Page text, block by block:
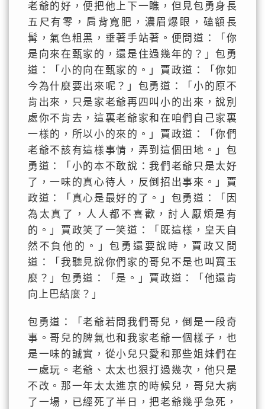
老爺的好，便把他上下一瞧，但見包勇身長
五尺有零，肩背寬肥，濃眉爆眼，磕額長
髯，氣色粗黑，垂著手站著。便問道：「你
是向來在甄家的，還是住過幾年的？」包勇
道：「小的向在甄家的。」賈政道：「你如
今為什麼要出來呢？」包勇道：「小的原不
肯出來，只是家老爺再四叫小的出來，說別
處你不肯去，這裏老爺家和在咱們自己家裏
一樣的，所以小的來的。」賈政道：「你們
老爺不該有這樣事情，弄到這個田地。」包
勇道：「小的本不敢說：我們老爺只是太好
了，一味的真心待人，反倒招出事來。」賈
政道：「真心是最好的了。」包勇道：「因
為太真了，人人都不喜歡，討人厭煩是有
的。」賈政笑了一笑道：「既這樣，皇天自
然不負他的。」包勇還要說時，賈政又問
道：「我聽見說你們家的哥兒不是也叫寶玉
麼？」包勇道：「是。」賈政道：「他還肯
向上巴結麼？」
包勇道：「老爺若問我們哥兒，倒是一段奇
事。哥兒的脾氣也和我家老爺一個樣子，也
是一味的誠實，從小兒只愛和那些姐妹們在
一處玩。老爺、太太也狠打過幾次，他只是
不改。那一年太太進京的時候兒，哥兒大病
了一場，已經死了半日，把老爺幾乎急死，